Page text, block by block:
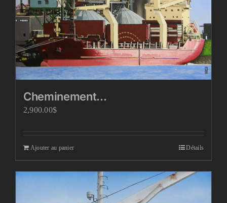
Cheminement…
2,900.00$
Ajouter au panier Détails